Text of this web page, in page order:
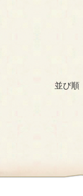
並び順